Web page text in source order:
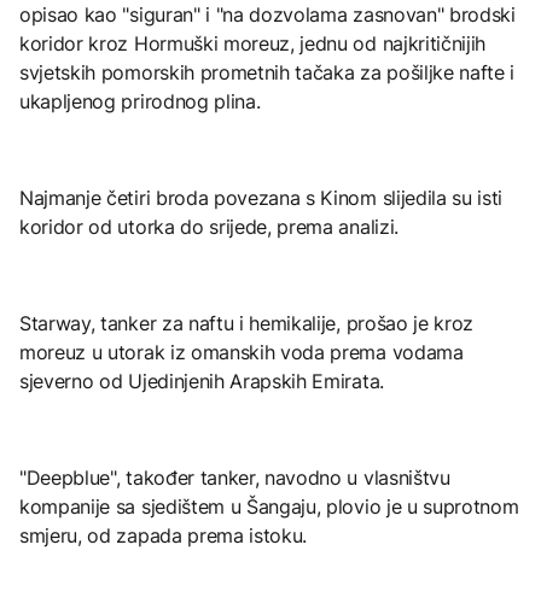
opisao kao "siguran" i "na dozvolama zasnovan" brodski
koridor kroz Hormuški moreuz, jednu od najkritičnijih
svjetskih pomorskih prometnih tačaka za pošiljke nafte i
ukapljenog prirodnog plina.
Najmanje četiri broda povezana s Kinom slijedila su isti
koridor od utorka do srijede, prema analizi.
Starway, tanker za naftu i hemikalije, prošao je kroz
moreuz u utorak iz omanskih voda prema vodama
sjeverno od Ujedinjenih Arapskih Emirata.
"Deepblue", također tanker, navodno u vlasništvu
kompanije sa sjedištem u Šangaju, plovio je u suprotnom
smjeru, od zapada prema istoku.